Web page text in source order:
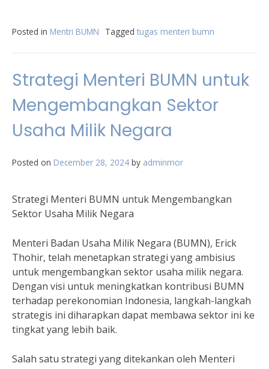
Posted in Mentri BUMN Tagged tugas menteri bumn
Strategi Menteri BUMN untuk
Mengembangkan Sektor
Usaha Milik Negara
Posted on December 28, 2024 by adminmor
Strategi Menteri BUMN untuk Mengembangkan
Sektor Usaha Milik Negara
Menteri Badan Usaha Milik Negara (BUMN), Erick
Thohir, telah menetapkan strategi yang ambisius
untuk mengembangkan sektor usaha milik negara.
Dengan visi untuk meningkatkan kontribusi BUMN
terhadap perekonomian Indonesia, langkah-langkah
strategis ini diharapkan dapat membawa sektor ini ke
tingkat yang lebih baik.
Salah satu strategi yang ditekankan oleh Menteri